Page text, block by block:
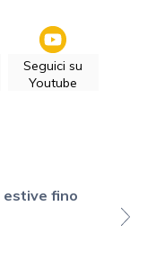
Seguici su
Youtube
estive fino